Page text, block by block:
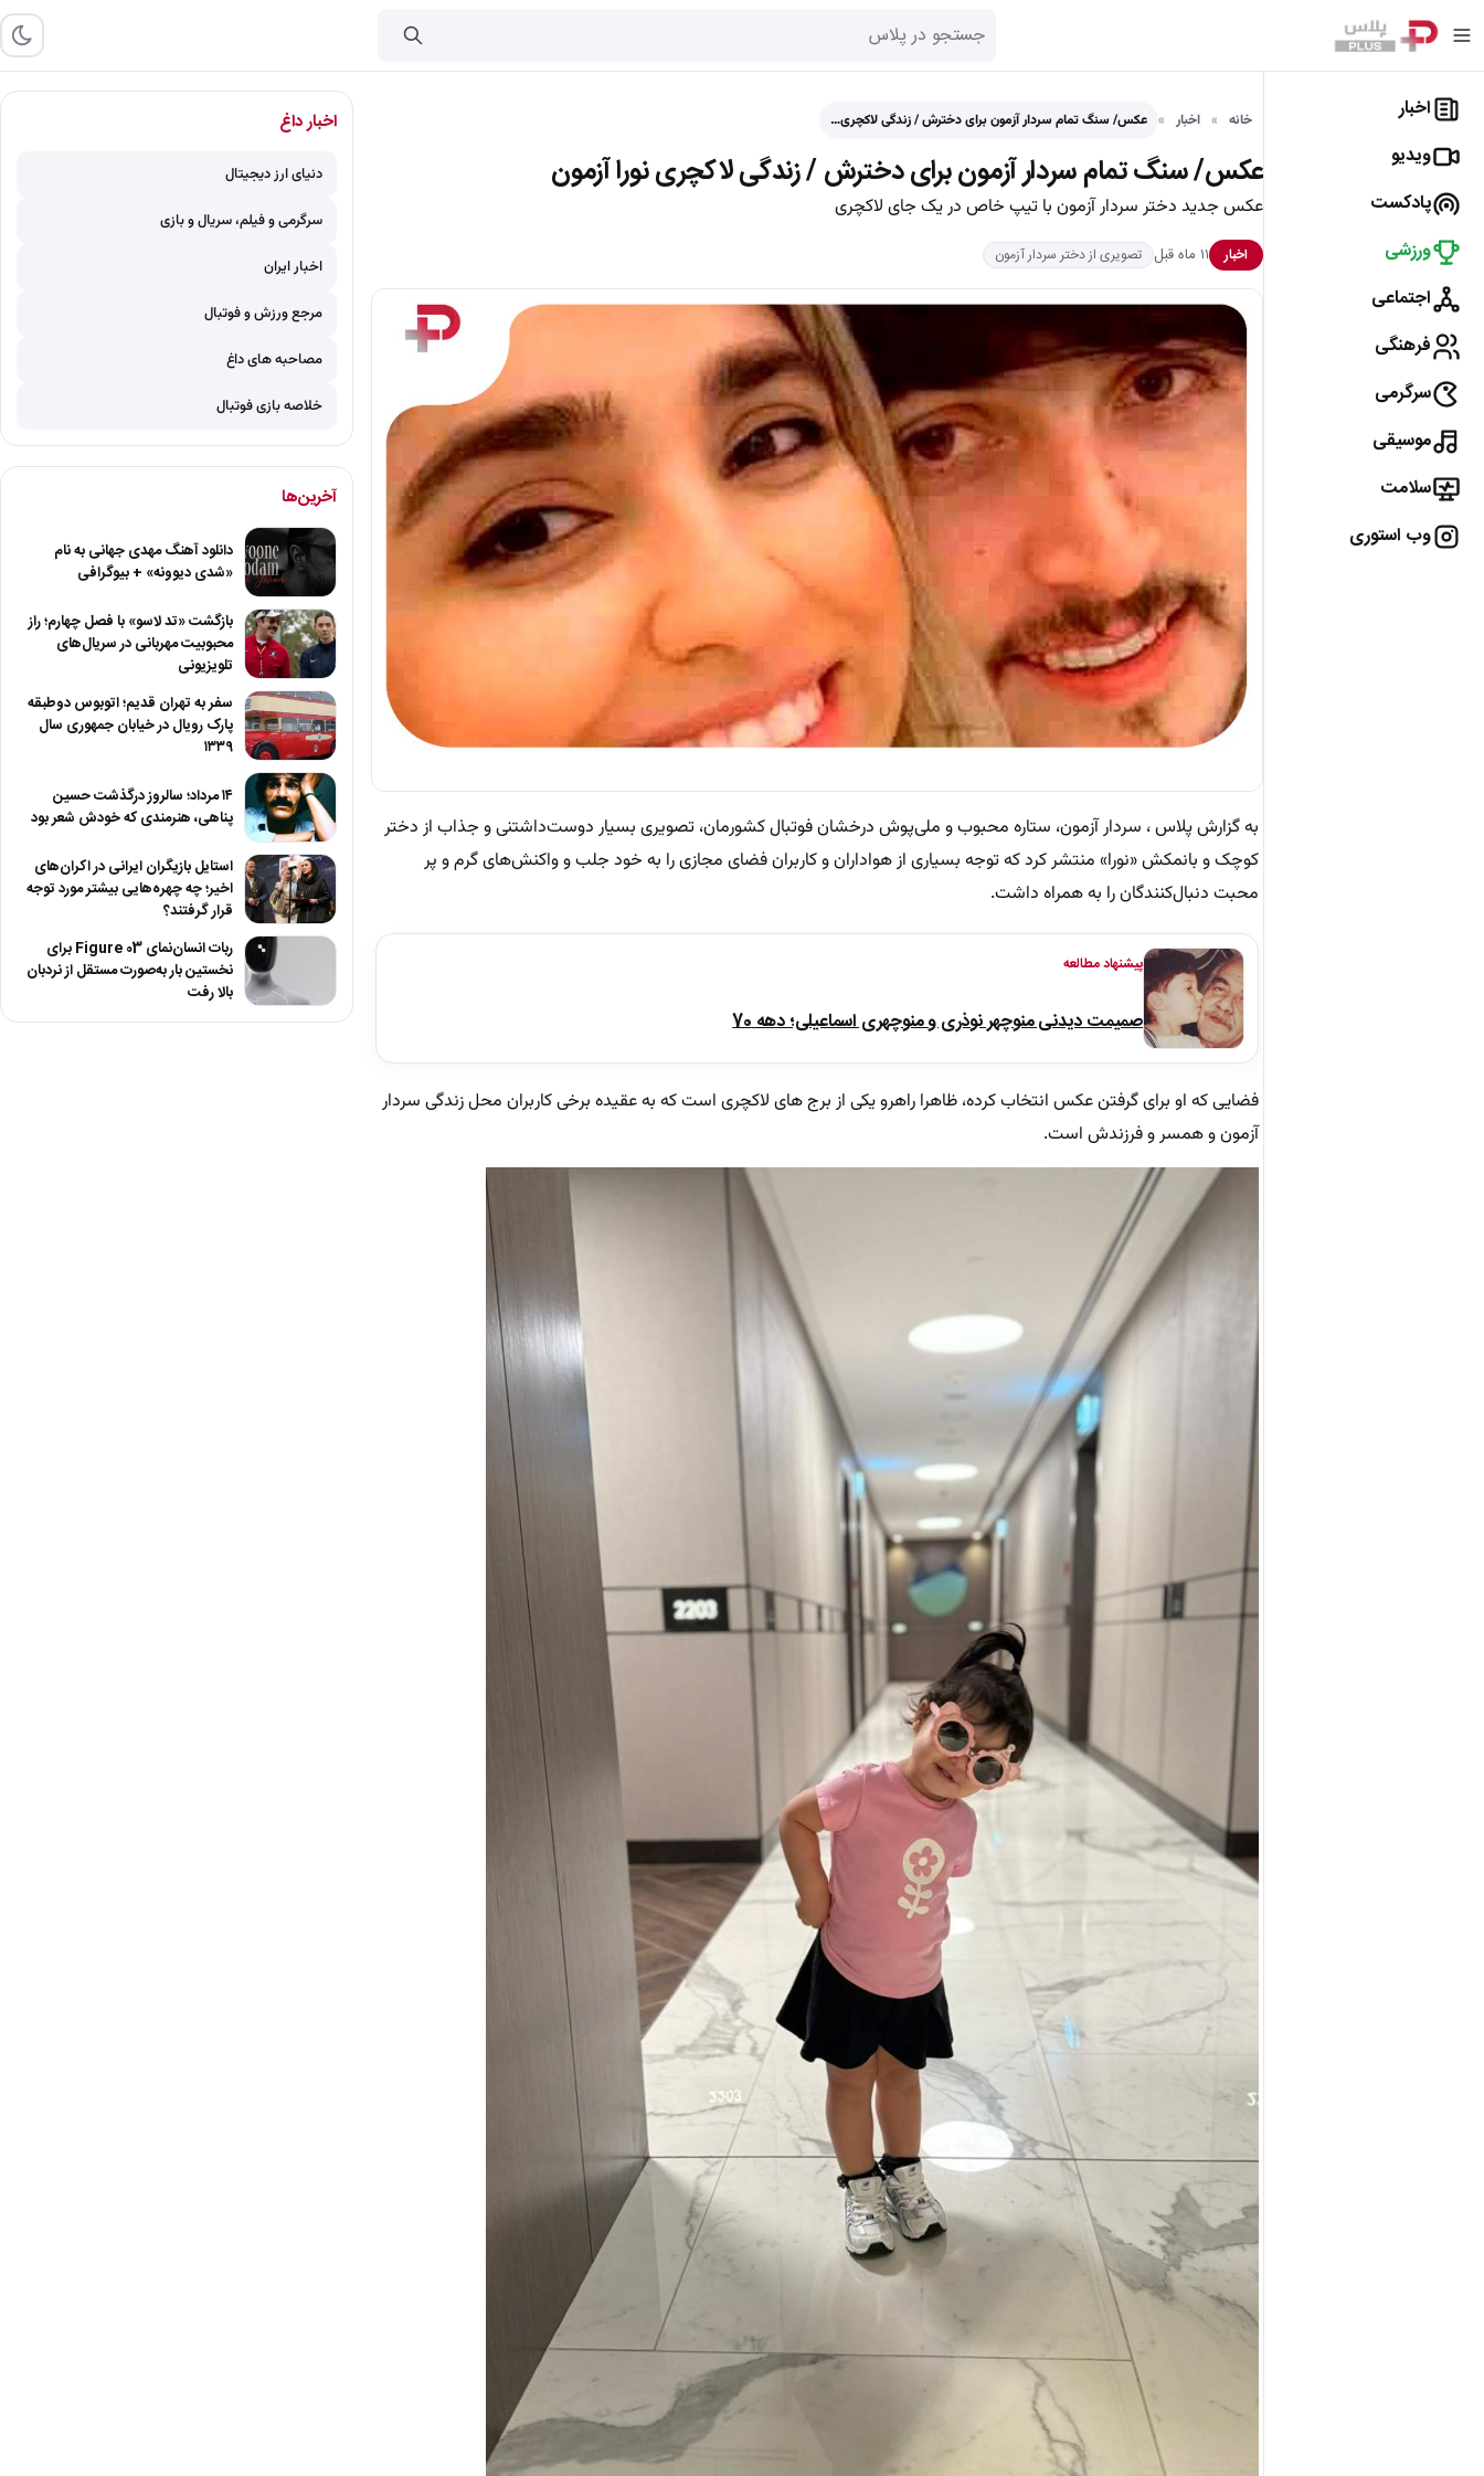
اخبار
ویدیو
پادکست
ورزشی
اجتماعی
فرهنگی
سرگرمی
موسیقی
سلامت
وب استوری
خانه اخبار عکس/ سنگ تمام سردار آزمون برای دخترش / زندگی لاکچری…
عکس/ سنگ تمام سردار آزمون برای دخترش / زندگی لاکچری نورا آزمون
عکس جدید دختر سردار آزمون با تیپ خاص در یک جای لاکچری
اخبار ۱۱ ماه قبل تصویری از دختر سردار آزمون
به گزارش پلاس ، سردار آزمون، ستاره محبوب و ملی‌پوش درخشان فوتبال کشورمان، تصویری بسیار دوست‌داشتنی و جذاب از دختر
کوچک و بانمکش «نورا» منتشر کرد که توجه بسیاری از هواداران و کاربران فضای مجازی را به خود جلب و واکنش‌های گرم و پر
محبت دنبال‌کنندگان را به همراه داشت.
پیشنهاد مطالعه
صمیمت دیدنی منوچهر نوذری و منوچهری اسماعیلی؛ دهه 70
فضایی که او برای گرفتن عکس انتخاب کرده، ظاهرا راهرو یکی از برج های لاکچری است که به عقیده برخی کاربران محل زندگی سردار
آزمون و همسر و فرزندش است.
اخبار داغ
دنیای ارز دیجیتال
سرگرمی و فیلم، سریال و بازی
اخبار ایران
مرجع ورزش و فوتبال
مصاحبه های داغ
خلاصه بازی فوتبال
آخرین‌ها
دانلود آهنگ مهدی جهانی به نام
«شدی دیوونه» + بیوگرافی
بازگشت «تد لاسو» با فصل چهارم؛ راز
محبوبیت مهربانی در سریال‌های
تلویزیونی
سفر به تهران قدیم؛ اتوبوس دوطبقه
پارک رویال در خیابان جمهوری سال
۱۳۳۹
۱۴ مرداد؛ سالروز درگذشت حسین
پناهی، هنرمندی که خودش شعر بود
استایل بازیگران ایرانی در اکران‌های
اخیر؛ چه چهره‌هایی بیشتر مورد توجه
قرار گرفتند؟
ربات انسان‌نمای Figure 03 برای
نخستین بار به‌صورت مستقل از نردبان
بالا رفت